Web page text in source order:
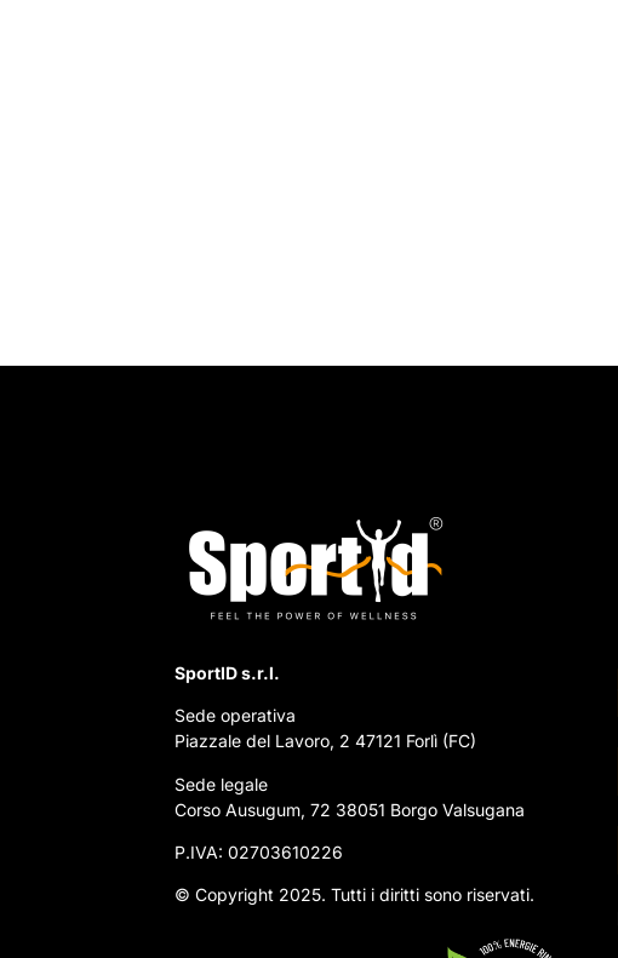
SportID s.r.l.
Sede operativa
Piazzale del Lavoro, 2 47121 Forlì (FC)
Sede legale
Corso Ausugum, 72 38051 Borgo Valsugana
P.IVA: 02703610226
© Copyright 2025. Tutti i diritti sono riservati.